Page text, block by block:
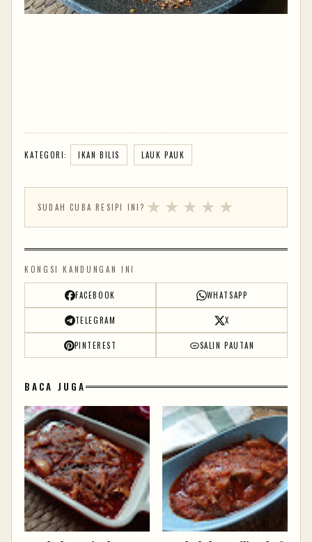
KATEGORI: IKAN BILIS LAUK PAUK
SUDAH CUBA RESIPI INI? ★ ★ ★ ★ ★
KONGSI KANDUNGAN INI
FACEBOOK WHATSAPP
TELEGRAM X
PINTEREST SALIN PAUTAN
BACA JUGA